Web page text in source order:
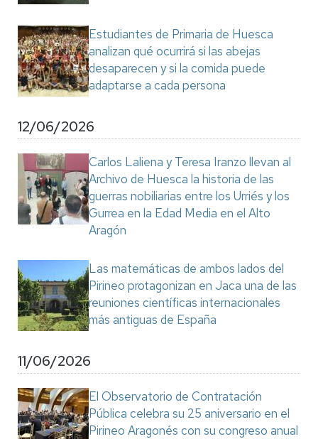
Estudiantes de Primaria de Huesca
analizan qué ocurrirá si las abejas
desaparecen y si la comida puede
adaptarse a cada persona
12/06/2026
Carlos Laliena y Teresa Iranzo llevan al
Archivo de Huesca la historia de las
guerras nobiliarias entre los Urriés y los
Gurrea en la Edad Media en el Alto
Aragón
Las matemáticas de ambos lados del
Pirineo protagonizan en Jaca una de las
reuniones científicas internacionales
más antiguas de España
11/06/2026
El Observatorio de Contratación
Pública celebra su 25 aniversario en el
Pirineo Aragonés con su congreso anual